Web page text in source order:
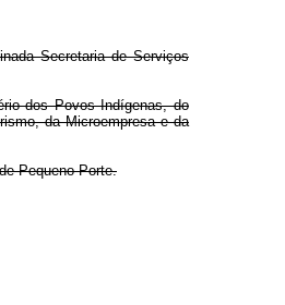
Secretaria de Serviços
dos Povos Indígenas, do
da Microempresa e da
Pequeno Porte.